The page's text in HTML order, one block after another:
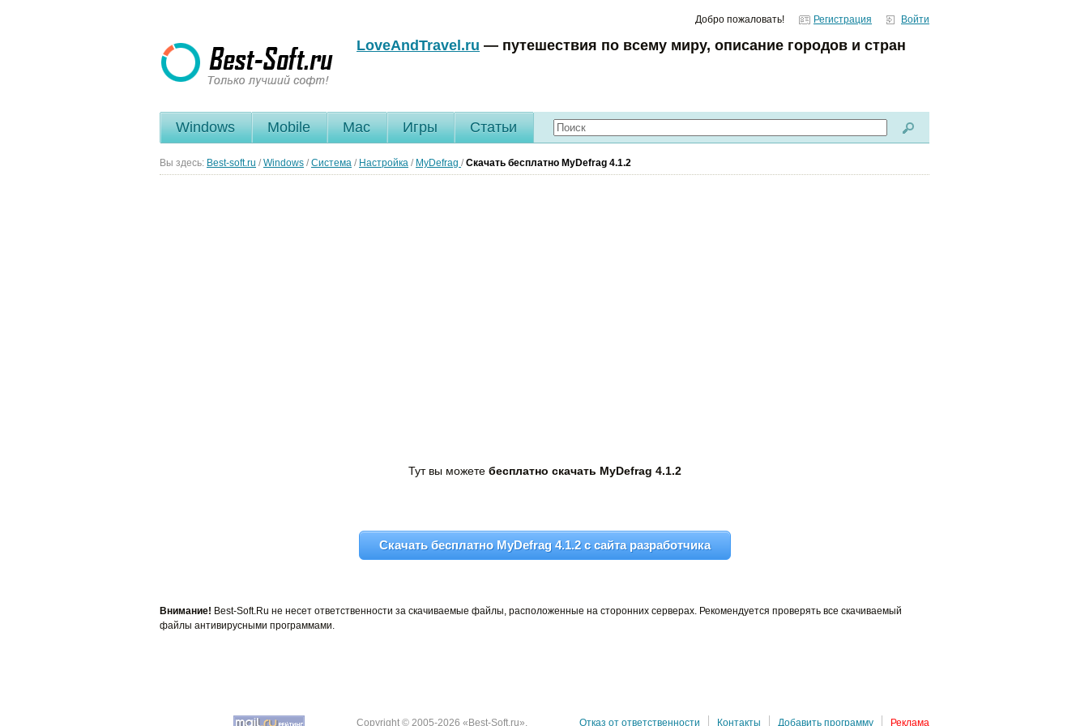
Добро пожаловать! Регистрация Войти
LoveAndTravel.ru — путешествия по всему миру, описание городов и стран
Windows Mobile Mac Игры Статьи
Вы здесь: Best-soft.ru / Windows / Система / Настройка / MyDefrag / Скачать бесплатно MyDefrag 4.1.2
Тут вы можете бесплатно скачать MyDefrag 4.1.2
Скачать бесплатно MyDefrag 4.1.2 c сайта разработчика
Внимание! Best-Soft.Ru не несет ответственности за скачиваемые файлы, расположенные на сторонних серверах. Рекомендуется проверять все скачиваемый
файлы антивирусными программами.
Copyright © 2005-2026 «Best-Soft.ru». Отказ от ответственности Контакты Добавить программу Реклама